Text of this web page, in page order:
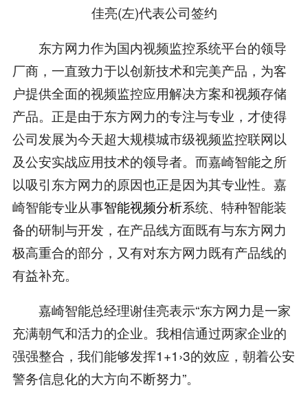
佳亮(左)代表公司签约
东方网力作为国内视频监控系统平台的领导
厂商，一直致力于以创新技术和完美产品，为客
户提供全面的视频监控应用解决方案和视频存储
产品。正是由于东方网力的专注与专业，才使得
公司发展为今天超大规模城市级视频监控联网以
及公安实战应用技术的领导者。而嘉崎智能之所
以吸引东方网力的原因也正是因为其专业性。嘉
崎智能专业从事智能视频分析系统、特种智能装
备的研制与开发，在产品线方面既有与东方网力
极高重合的部分，又有对东方网力既有产品线的
有益补充。
嘉崎智能总经理谢佳亮表示“东方网力是一家
充满朝气和活力的企业。我相信通过两家企业的
强强整合，我们能够发挥1+1›3的效应，朝着公安
警务信息化的大方向不断努力”。